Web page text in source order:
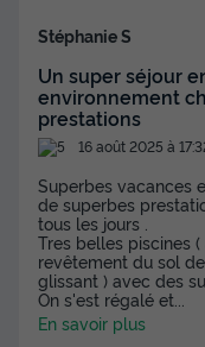
MOBILHOME 6
chambres
du03/12/2026au
Meilleur prix pour 7
Stéphanie S
Un super séjour
environnement
prestations
16 août 2025 à
Superbes vacances
de superbes
tous les jours .
Tres belles piscines
revêtement du sol
glissant ) avec des
On s'est régalé et
En savoir plus